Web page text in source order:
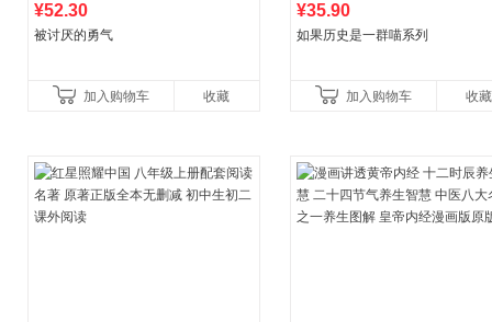
¥52.30
被讨厌的勇气
加入购物车 收藏
¥35.90
如果历史是一群喵系列
加入购物车 收藏